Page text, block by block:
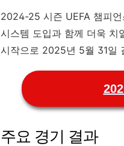
2024-25 시즌 UEFA 챔피
시스템 도입과 함께 더욱 치
시작으로 2025년 5월 31일
주요 경기 결과